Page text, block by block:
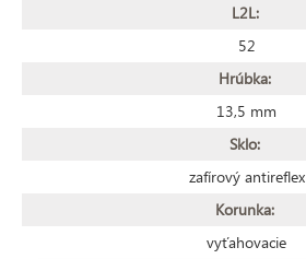
L2L:
52
Hrúbka:
13,5 mm
Sklo:
zafírový antireflex
Korunka:
vyťahovacie